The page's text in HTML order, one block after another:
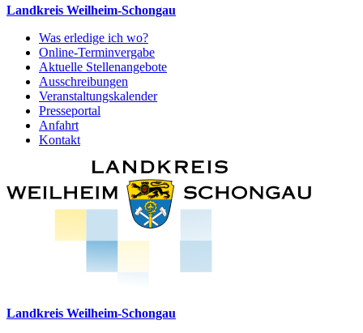
Landkreis Weilheim-Schongau
Was erledige ich wo?
Online-Terminvergabe
Aktuelle Stellenangebote
Ausschreibungen
Veranstaltungskalender
Presseportal
Anfahrt
Kontakt
Landkreis Weilheim-Schongau